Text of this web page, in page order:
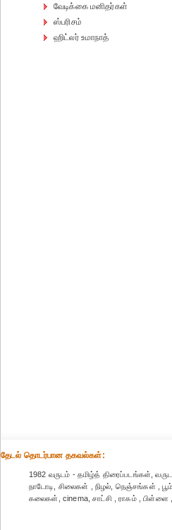
வேடிக்கை மனிதர்கள்
ஸ்பரிசம்
ஹிட்லர் உமாநாத்
தேட‌ல் தொட‌ர்பான தகவ‌ல்க‌ள்:
1982 வருடம் - தமிழ்த் திரைப்படங்கள்,
நாடோடி, சிலைகள் , நிழல், நெஞ்சங்கள் ,
கலைகள், cinema, சாட்சி , ராகம் ,